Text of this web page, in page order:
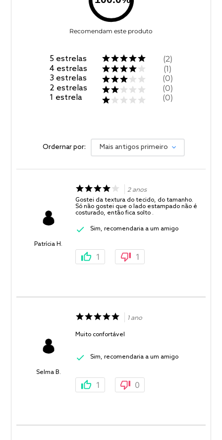
Recomendam este produto
5 estrelas
4 estrelas
3 estrelas
2 estrelas
1 estrela
2
1
0
0
0
Ordernar por: Mais antigos primeiro
Patrícia H.
2 anos
Gostei da textura do tecido, do tamanho.
Só não gostei que o lado estampado não é
costurado, então fica solto .
Sim, recomendaria a um amigo
1 1
Selma B.
1 ano
Muito confortável
Sim, recomendaria a um amigo
1 0